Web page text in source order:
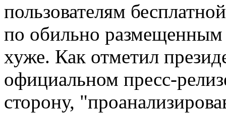
пользователям
по обильно размещенным
хуже. Как отметил
официальном пресс-
сторону,